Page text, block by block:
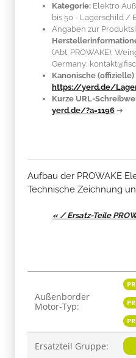
Kategorie: Elektro
bis 50 - Lagerschild /
Angaben zur
(Abt. PROWAKE);
Germany;
Kanonische (offizielle)
https://yerd.de/
Kurze URL-
yerd.de/?a=1196 ➔
Aufbau der PROWAKE
Technische Zeichnung
« / Ersatz-Teile
Produkteigenschaft
Außenborder
Motor-Typ:
Ersatzteil Gruppe: